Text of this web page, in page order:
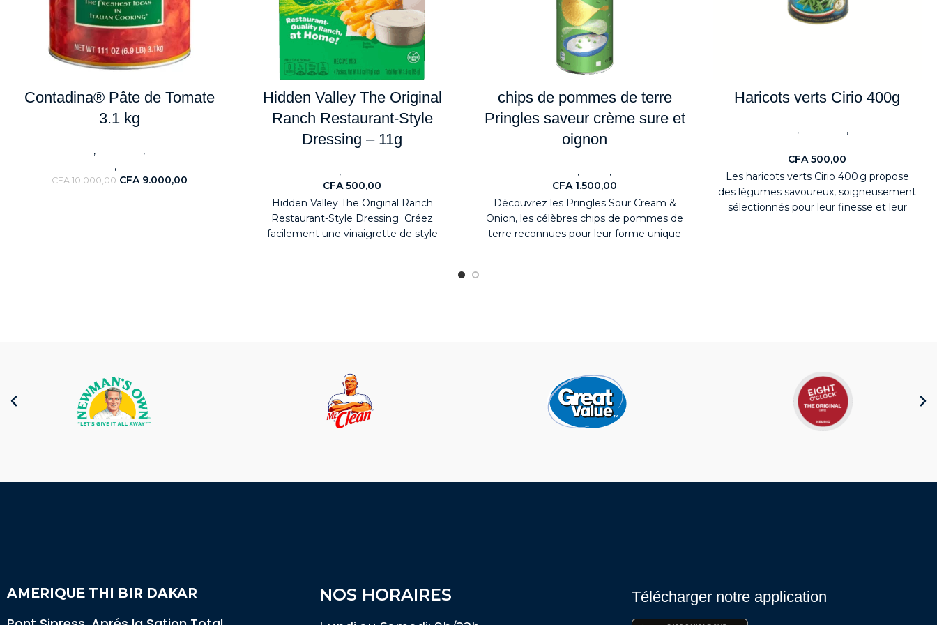
Contadina® Pâte de Tomate
3.1 kg
, ,
,
CFA10.000,00 CFA9.000,00
Hidden Valley The Original
Ranch Restaurant-Style
Dressing – 11g
,
CFA500,00
Hidden Valley The Original Ranch
Restaurant-Style Dressing Créez
facilement une vinaigrette de style
chips de pommes de terre
Pringles saveur crème sure et
oignon
, ,
CFA1.500,00
Découvrez les Pringles Sour Cream &
Onion, les célèbres chips de pommes de
terre reconnues pour leur forme unique
Haricots verts Cirio 400g
, ,
CFA500,00
Les haricots verts Cirio 400 g propose
des légumes savoureux, soigneusement
sélectionnés pour leur finesse et leur
AMERIQUE THI BIR DAKAR NOS HORAIRES Télécharger notre application